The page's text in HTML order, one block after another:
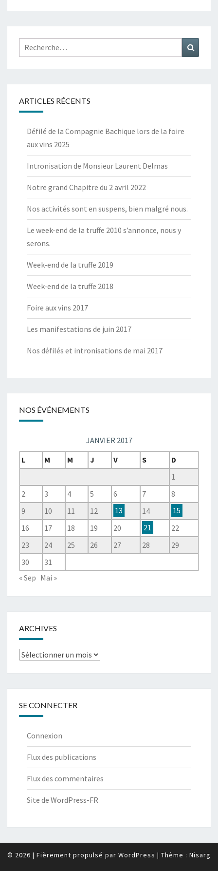
Rechercher :
ARTICLES RÉCENTS
Défilé de la Compagnie Bachique lors de la foire
aux vins 2025
Intronisation de Monsieur Laurent Delmas
Notre grand Chapitre du 2 avril 2022
Nos activités sont en suspens, bien malgré nous.
Le week-end de la truffe 2010 s’annonce, nous y
serons.
Week-end de la truffe 2019
Week-end de la truffe 2018
Foire aux vins 2017
Les manifestations de juin 2017
Nos défilés et intronisations de mai 2017
NOS ÉVÉNEMENTS
JANVIER 2017
L
M M J V S
D
1
2
3 4 5 6 7
8
9
10 11 12 13 14
15
16
17 18 19 20 21
22
23
24 25 26 27 28
29
30
31
« Sep Mai »
ARCHIVES
Archives
SE CONNECTER
Connexion
Flux des publications
Flux des commentaires
Site de WordPress-FR
© 2026 | Fièrement propulsé par WordPress | Thème : Nisarg